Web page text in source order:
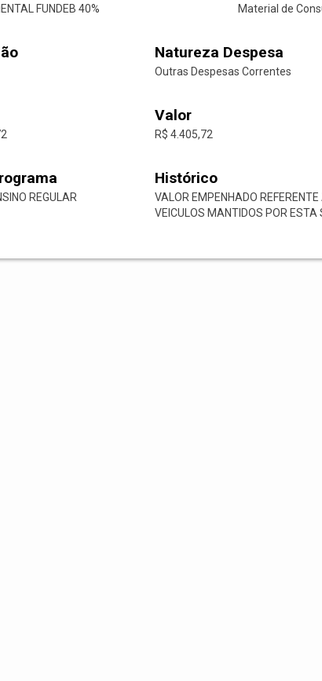
FUNDEB 40% Material de
Natureza Despesa
Outras Despesas Correntes
Valor
R$ 4.405,72
REGULAR
Histórico
VALOR EMPENHADO
VEICULOS MANTIDOS POR ESTA